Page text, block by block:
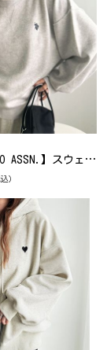
【U.S. POLO ASSN.】スウェットライクニット